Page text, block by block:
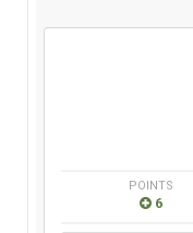
POINTS
6